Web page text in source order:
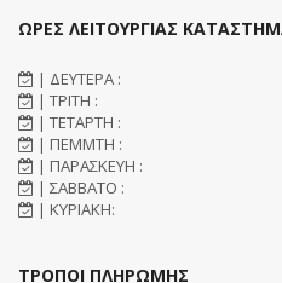
ΩΡΕΣ ΛΕΙΤΟΥΡΓΙΑΣ
| ΔΕΥΤΕΡΑ :
| ΤΡΙΤΗ :
| ΤΕΤΑΡΤΗ :
| ΠΕΜΜΤΗ :
| ΠΑΡΑΣΚΕΥΗ :
| ΣΑΒΒΑΤΟ :
| ΚΥΡΙΑΚΗ:
ΤΡΟΠΟΙ ΠΛΗΡΩΜΗΣ